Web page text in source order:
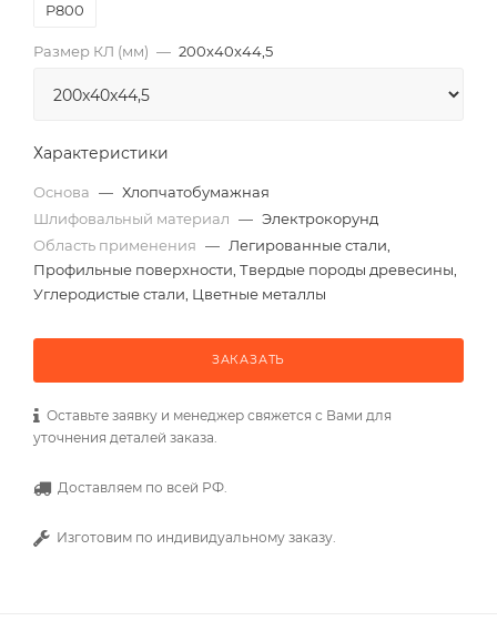
P800
Размер КЛ (мм) — 200x40x44,5
Характеристики
Основа — Хлопчатобумажная
Шлифовальный материал — Электрокорунд
Область применения — Легированные стали,
Профильные поверхности, Твердые породы древесины,
Углеродистые стали, Цветные металлы
ЗАКАЗАТЬ
Оставьте заявку и менеджер свяжется с Вами для
уточнения деталей заказа.
Доставляем по всей РФ.
Изготовим по индивидуальному заказу.